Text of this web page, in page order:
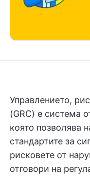
Управлението,
(GRC) е система
която позволява
стандартите за
рисковете от
отговори на